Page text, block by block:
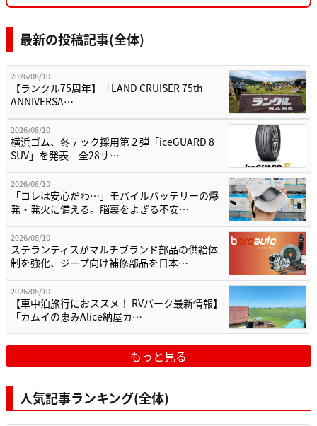
最新の投稿記事(全体)
2026/08/10
【ランクル75周年】「LAND CRUISER 75th
ANNIVERSA…
2026/08/10
横浜ゴム、冬テック採用第２弾「iceGUARD 8
SUV」を発表 全28サ…
2026/08/10
「コレは安心だわ…」モバイルバッテリーの爆
発・発火に備える。脳裏をよぎる不安…
2026/08/10
ステランティスがマルチブランド部品の供給体
制を強化、ジープ向け補修部品を日本…
2026/08/10
【車中泊旅行におススメ！ RVパーク最新情報】
「カムイの恵みAlice納屋カ…
もっと見る
人気記事ランキング(全体)